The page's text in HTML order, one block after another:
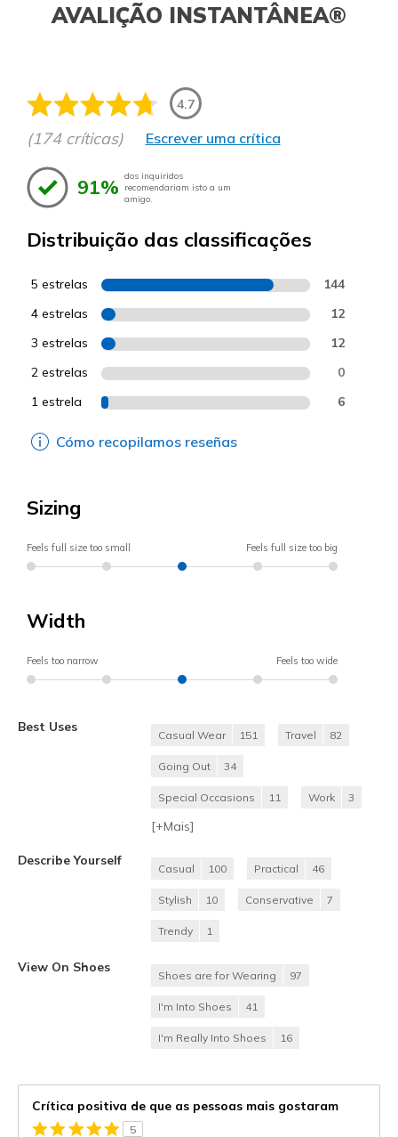
AVALIÇÃO INSTANTÂNEA®
4.7
(174 críticas) Escrever uma crítica
91% dos inquiridos
recomendariam isto a um
amigo.
Distribuição das classificações
5 estrelas 144
4 estrelas 12
3 estrelas 12
2 estrelas 0
1 estrela 6
Cómo recopilamos reseñas
Sizing
Feels full size too small Feels full size too big
Width
Feels too narrow Feels too wide
Best Uses
Casual Wear 151 Travel 82
Going Out 34
Special Occasions 11 Work 3
[+Mais]
Describe Yourself
Casual 100 Practical 46
Stylish 10 Conservative 7
Trendy 1
View On Shoes
Shoes are for Wearing 97
I'm Into Shoes 41
I'm Really Into Shoes 16
Crítica positiva de que as pessoas mais gostaram
5